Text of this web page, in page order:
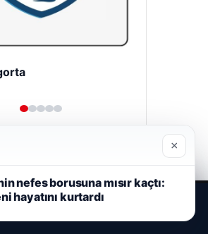
×
nefes borusuna mısır kaçtı:
hayatını kurtardı